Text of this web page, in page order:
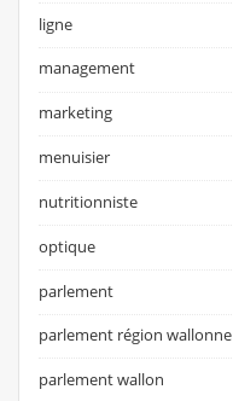
ligne
management
marketing
menuisier
nutritionniste
optique
parlement
parlement région wallonne
parlement wallon